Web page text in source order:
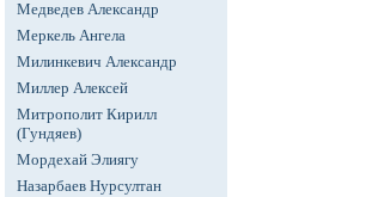
Медведев Александр
Меркель Ангела
Милинкевич Александр
Миллер Алексей
Митрополит Кирилл
(Гундяев)
Мордехай Элиягу
Назарбаев Нурсултан